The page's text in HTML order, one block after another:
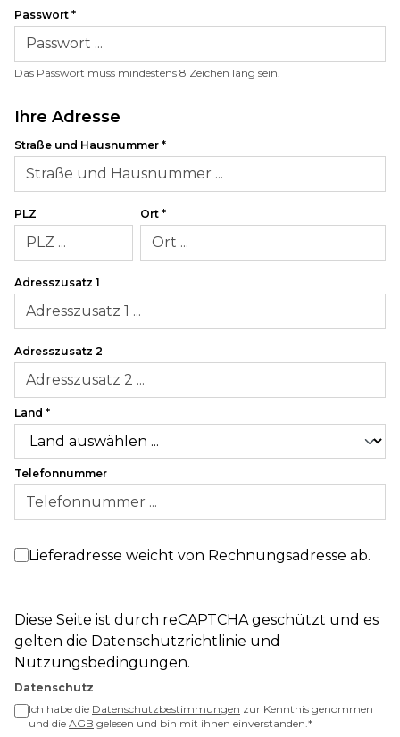
Passwort *
Das Passwort muss mindestens 8 Zeichen lang sein.
Ihre Adresse
Straße und Hausnummer *
PLZ Ort*
Adresszusatz 1
Adresszusatz 2
Land *
Telefonnummer
Lieferadresse weicht von Rechnungsadresse ab.
Diese Seite ist durch reCAPTCHA geschützt und es
gelten die Datenschutzrichtlinie und
Nutzungsbedingungen.
Datenschutz
Ich habe die Datenschutzbestimmungen zur Kenntnis genommen
und die AGB gelesen und bin mit ihnen einverstanden. *